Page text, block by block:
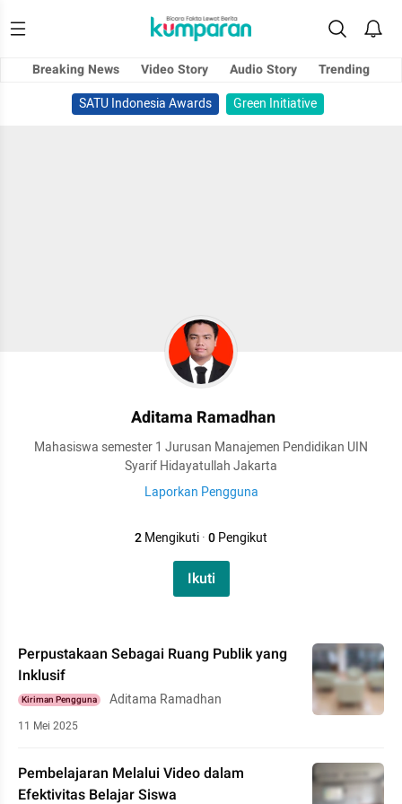
Breaking News Video Story Audio Story
Trending
SATU Indonesia Awards
Green Initiative
Aditama Ramadhan
Mahasiswa semester 1 Jurusan Manajemen Pendidikan UIN
Syarif Hidayatullah Jakarta
Laporkan Pengguna
2Mengikuti·0Pengikut
Ikuti
Perpustakaan Sebagai Ruang Publik yang
Inklusif
Kiriman Pengguna Aditama Ramadhan
11 Mei 2025
Pembelajaran Melalui Video dalam
Efektivitas Belajar Siswa